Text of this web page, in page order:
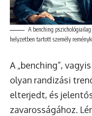
A benching
helyzetben tartott személy
A „benching”,
olyan randizási
elterjedt, és
zavarosságához.